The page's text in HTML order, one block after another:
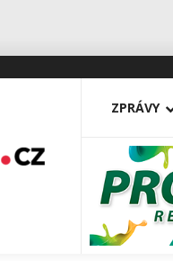
ZPRÁVY